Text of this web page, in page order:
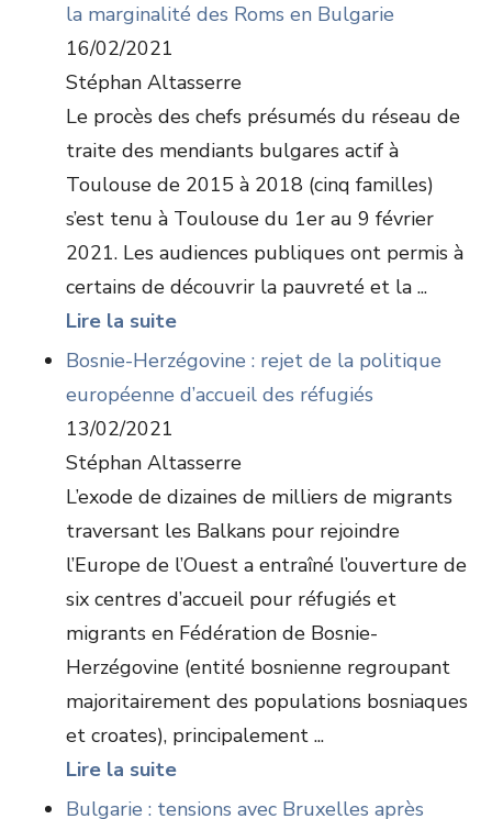
la marginalité des Roms en Bulgarie
16/02/2021
Stéphan Altasserre
Le procès des chefs présumés du réseau de
traite des mendiants bulgares actif à
Toulouse de 2015 à 2018 (cinq familles)
s’est tenu à Toulouse du 1er au 9 février
2021. Les audiences publiques ont permis à
certains de découvrir la pauvreté et la ...
Lire la suite
Bosnie-Herzégovine : rejet de la politique
européenne d’accueil des réfugiés
13/02/2021
Stéphan Altasserre
L’exode de dizaines de milliers de migrants
traversant les Balkans pour rejoindre
l’Europe de l’Ouest a entraîné l’ouverture de
six centres d’accueil pour réfugiés et
migrants en Fédération de Bosnie-
Herzégovine (entité bosnienne regroupant
majoritairement des populations bosniaques
et croates), principalement ...
Lire la suite
Bulgarie : tensions avec Bruxelles après